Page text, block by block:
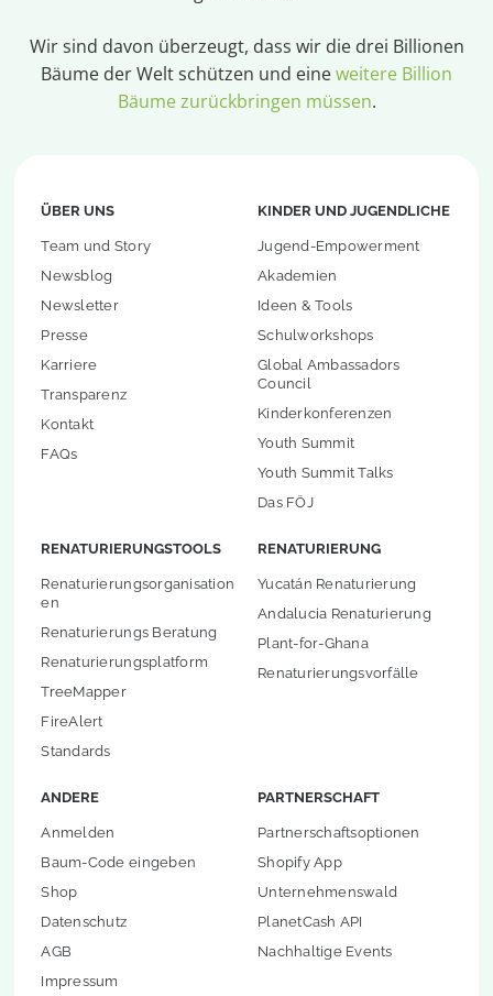
Wir sind davon überzeugt, dass wir die drei Billionen
Bäume der Welt schützen und eineweitere Billion
Bäume zurückbringen müssen.
ÜBER UNS
Team und Story
Newsblog
Newsletter
Presse
Karriere
Transparenz
Kontakt
FAQs
KINDER UND JUGENDLICHE
Jugend-Empowerment
Akademien
Ideen & Tools
Schulworkshops
Global Ambassadors
Council
Kinderkonferenzen
Youth Summit
Youth Summit Talks
Das FÖJ
RENATURIERUNGSTOOLS
Renaturierungsorganisation
en
Renaturierungs Beratung
Renaturierungsplatform
TreeMapper
FireAlert
Standards
RENATURIERUNG
Yucatán Renaturierung
Andalucia Renaturierung
Plant-for-Ghana
Renaturierungsvorfälle
ANDERE
Anmelden
Baum-Code eingeben
Shop
Datenschutz
AGB
Impressum
PARTNERSCHAFT
Partnerschaftsoptionen
Shopify App
Unternehmenswald
PlanetCash API
Nachhaltige Events